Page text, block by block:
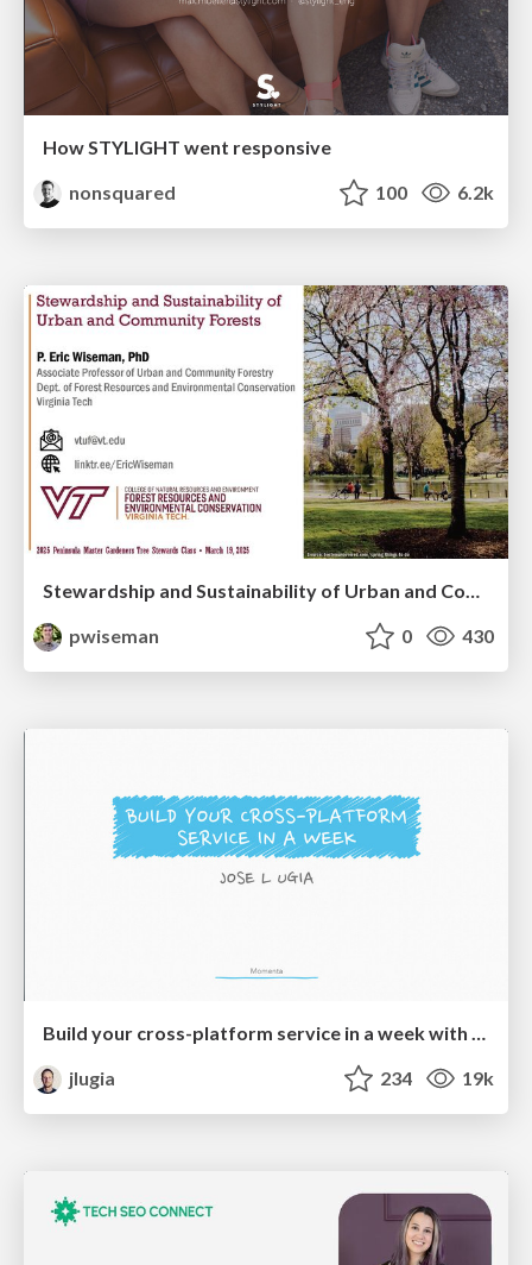
How STYLIGHT went responsive
nonsquared
100 6.2k
Stewardship and Sustainability of Urban and Community Forests
pwiseman
0 430
Build your cross-platform service in a week with App Engine
jlugia
234 19k